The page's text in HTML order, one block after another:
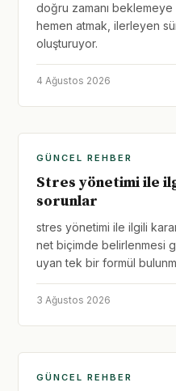
doğru zamanı
hemen atmak, ilerleyen
oluşturuyor.
4 Ağustos 2026
GÜNCEL REHBER
Stres yönetimi ile
sorunlar
stres yönetimi ile ilgili
net biçimde belirlenmesi
uyan tek bir formül
3 Ağustos 2026
GÜNCEL REHBER